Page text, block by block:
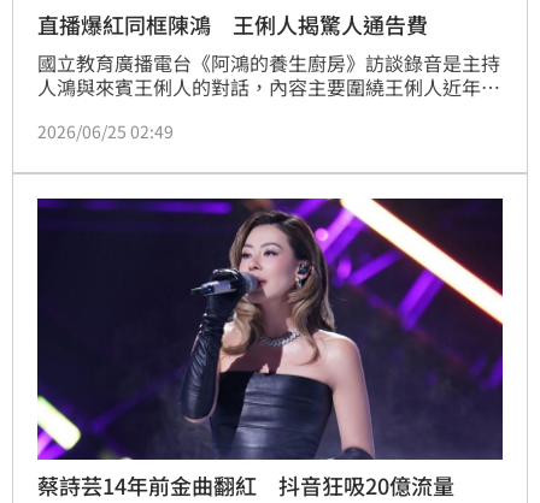
直播爆紅同框陳鴻 王俐人揭驚人通告費
國立教育廣播電台《阿鴻的養生廚房》訪談錄音是主持
人鴻與來賓王俐人的對話，內容主要圍繞王俐人近年在
國成長與回台發展的經歷、她的餐飲創業過程，以及她
2026/06/25 02:49
蔡詩芸14年前金曲翻紅 抖音狂吸20億流量